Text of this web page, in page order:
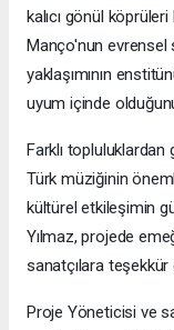
kalıcı gönül
Manço'nun evrensel
yaklaşımının
uyum içinde
Farklı topluluklardan
Türk müziğinin
kültürel etkileşimin
Yılmaz, projede
sanatçılara teşekkür
Proje Yöneticisi ve